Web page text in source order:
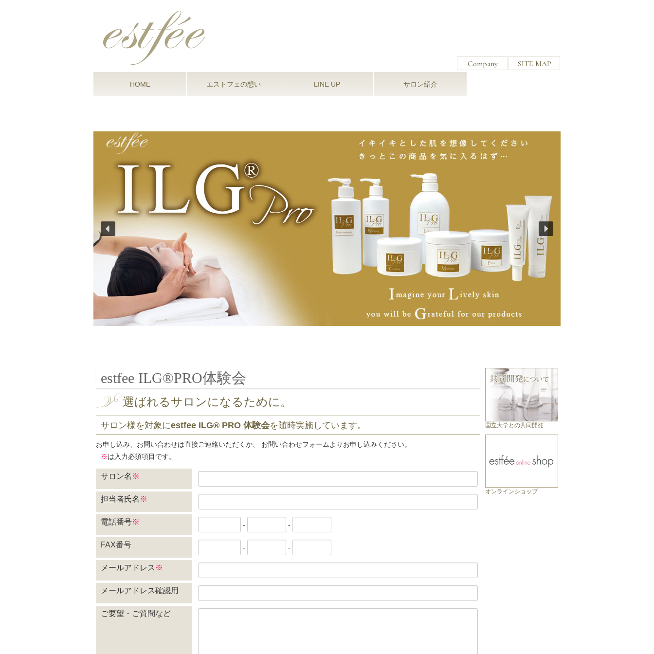
Company SITE MAP
HOME エストフェの想い LINE UP サロン紹介
estfee ILG®PRO体験会
選ばれるサロンになるために。
サロン様を対象にestfee ILG® PRO 体験会を随時実施しています。
お申し込み、お問い合わせは直接ご連絡いただくか、 お問い合わせフォームよりお申し込みください。
※は入力必須項目です。
サロン名 ※
担当者氏名 ※
電話番号※ - -
FAX番号 - -
メールアドレス ※
メールアドレス確認用
ご要望・ご質問など
国立大学との共同開発
オンラインショップ